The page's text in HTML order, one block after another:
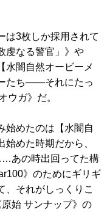
3枚しか採用されて
虔なる警官」》 や
水闇自然オービーメ
たち——それにたっ
ウガ》 だ。
始めたのは【水闇自
めた時期だから、
あの時出回ってた構
》 のためにギリギ
、それがしっくりこ
原始 サンナップ》 の